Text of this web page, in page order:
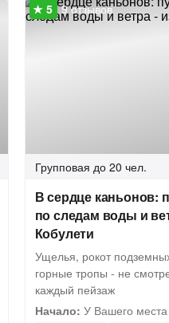
9 отзывов
Групповая до 20 чел.
В сердце каньонов:
по следам воды и
Кобулети
Ущелья, рокот
горные тропы - не
каждый пейзаж
Начало: У Вашего